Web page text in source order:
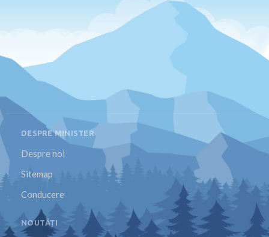
DESPRE MINISTER
Despre noi
Sitemap
Conducere
NOUTĂȚI